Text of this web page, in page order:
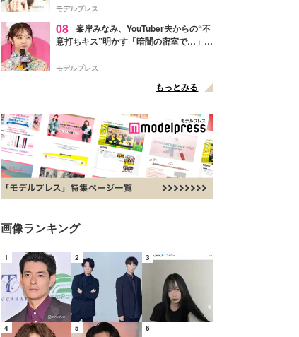
い」と反響
モデルプレス
08 峯岸みなみ、YouTuber夫からの“不
意打ちキス”明かす「暗闇の密室で…」
モデルプレス
もっとみる
画像ランキング
1 2 3
4 5 6